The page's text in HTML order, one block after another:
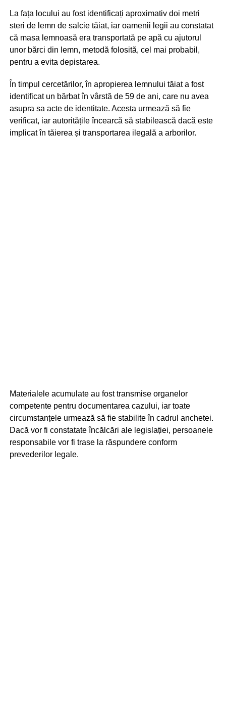
La fața locului au fost identificați aproximativ doi metri
steri de lemn de salcie tăiat, iar oamenii legii au constatat
că masa lemnoasă era transportată pe apă cu ajutorul
unor bărci din lemn, metodă folosită, cel mai probabil,
pentru a evita depistarea.
În timpul cercetărilor, în apropierea lemnului tăiat a fost
identificat un bărbat în vârstă de 59 de ani, care nu avea
asupra sa acte de identitate. Acesta urmează să fie
verificat, iar autoritățile încearcă să stabilească dacă este
implicat în tăierea și transportarea ilegală a arborilor.
Materialele acumulate au fost transmise organelor
competente pentru documentarea cazului, iar toate
circumstanțele urmează să fie stabilite în cadrul anchetei.
Dacă vor fi constatate încălcări ale legislației, persoanele
responsabile vor fi trase la răspundere conform
prevederilor legale.